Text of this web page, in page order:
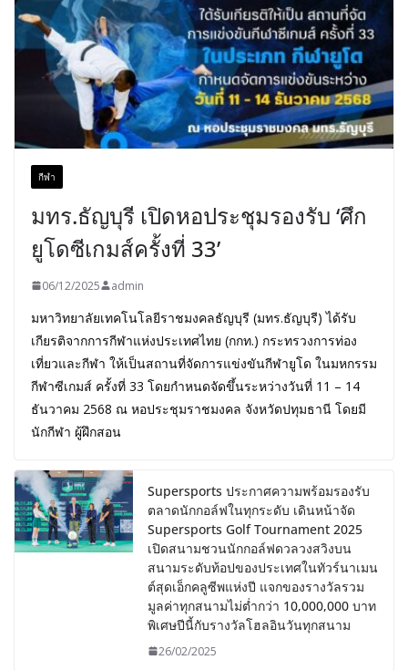
กีฬา
มทร.ธัญบุรี เปิดหอประชุมรองรับ ‘ศึก
ยูโดซีเกมส์ครั้งที่ 33’
06/12/2025 admin
มหาวิทยาลัยเทคโนโลยีราชมงคลธัญบุรี (มทร.ธัญบุรี) ได้รับ
เกียรติจากการกีฬาแห่งประเทศไทย (กกท.) กระทรวงการท่อง
เที่ยวและกีฬา ให้เป็นสถานที่จัดการแข่งขันกีฬายูโด ในมหกรรม
กีฬาซีเกมส์ ครั้งที่ 33 โดยกำหนดจัดขึ้นระหว่างวันที่ 11 – 14
ธันวาคม 2568 ณ หอประชุมราชมงคล จังหวัดปทุมธานี โดยมี
นักกีฬา ผู้ฝึกสอน
Supersports ประกาศความพร้อมรองรับ
ตลาดนักกอล์ฟในทุกระดับ เดินหน้าจัด
Supersports Golf Tournament 2025
เปิดสนามชวนนักกอล์ฟดวลวงสวิงบน
สนามระดับท้อปของประเทศในทัวร์นาเมน
ต์สุดเอ็กคลูซีพแห่งปี แจกของรางวัลรวม
มูลค่าทุกสนามไม่ต่ำกว่า 10,000,000 บาท
พิเศษปีนี้กับรางวัลโฮลอินวันทุกสนาม
26/02/2025